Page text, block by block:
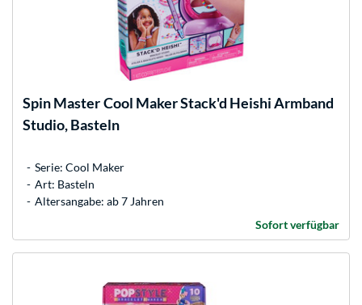
Spin MasterCool Maker Stack'd Heishi Armband
Studio, Basteln
Serie: Cool Maker
Art: Basteln
Altersangabe: ab 7 Jahren
Sofort verfügbar